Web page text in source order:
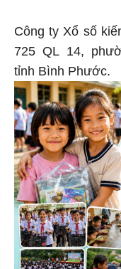
Công ty Xổ số
725 QL 14,
tỉnh Bình Phước.